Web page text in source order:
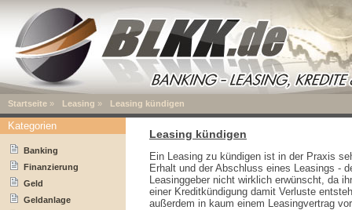
Startseite » Leasing » Leasing kündigen
Leasing kündigen
Ein Leasing zu kündigen ist in der Praxis
Erhalt und der Abschluss eines Leasings -
Leasinggeber nicht wirklich erwünscht, da
einer Kreditkündigung damit Verluste
außerdem in kaum einem Leasingvertrag
Kategorien
Banking
Finanzierung
Geld
Geldanlage